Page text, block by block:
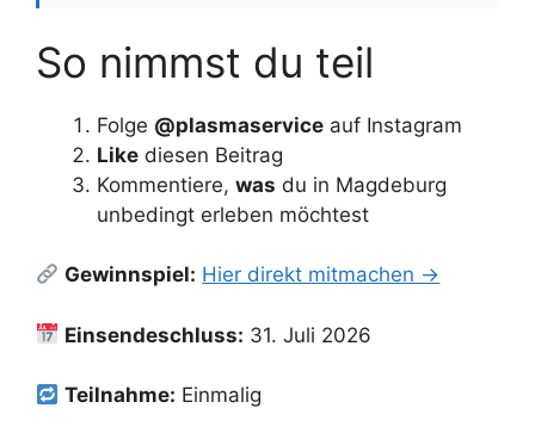
So nimmst du teil
Folge @plasmaservice auf Instagram
Like diesen Beitrag
Kommentiere, was du in Magdeburg
unbedingt erleben möchtest
Gewinnspiel: Hier direkt mitmachen →
Einsendeschluss: 31. Juli 2026
Teilnahme: Einmalig